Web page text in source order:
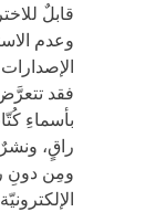
قابلٌ
وعدم
فقد
بأسماءِ
راقٍ،
ومِن دونِ